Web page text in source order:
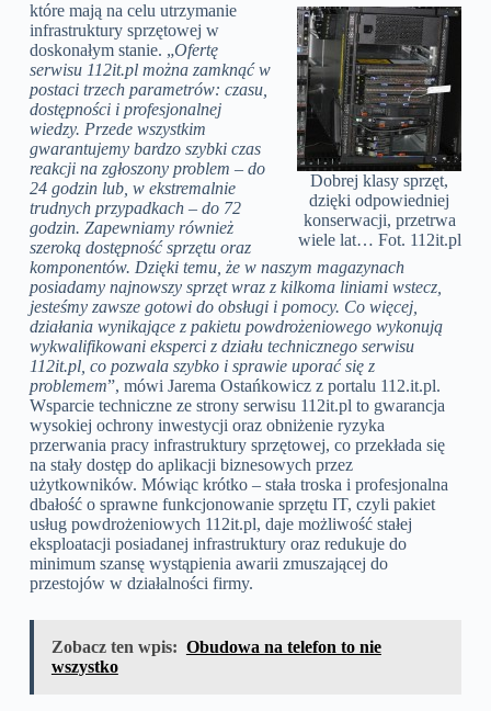
Dobrej klasy sprzęt,
dzięki odpowiedniej
konserwacji, przetrwa
wiele lat… Fot. 112it.pl
które mają na celu utrzymanie
infrastruktury sprzętowej w
doskonałym stanie. „Ofertę
serwisu 112it.pl można zamknąć w
postaci trzech parametrów: czasu,
dostępności i profesjonalnej
wiedzy. Przede wszystkim
gwarantujemy bardzo szybki czas
reakcji na zgłoszony problem – do
24 godzin lub, w ekstremalnie
trudnych przypadkach – do 72
godzin. Zapewniamy również
szeroką dostępność sprzętu oraz
komponentów. Dzięki temu, że w naszym magazynach
posiadamy najnowszy sprzęt wraz z kilkoma liniami wstecz,
jesteśmy zawsze gotowi do obsługi i pomocy. Co więcej,
działania wynikające z pakietu powdrożeniowego wykonują
wykwalifikowani eksperci z działu technicznego serwisu
112it.pl, co pozwala szybko i sprawie uporać się z
problemem”, mówi Jarema Ostańkowicz z portalu 112.it.pl.
Wsparcie techniczne ze strony serwisu 112it.pl to gwarancja
wysokiej ochrony inwestycji oraz obniżenie ryzyka
przerwania pracy infrastruktury sprzętowej, co przekłada się
na stały dostęp do aplikacji biznesowych przez
użytkowników. Mówiąc krótko – stała troska i profesjonalna
dbałość o sprawne funkcjonowanie sprzętu IT, czyli pakiet
usług powdrożeniowych 112it.pl, daje możliwość stałej
eksploatacji posiadanej infrastruktury oraz redukuje do
minimum szansę wystąpienia awarii zmuszającej do
przestojów w działalności firmy.
Zobacz ten wpis: Obudowa na telefon to nie
wszystko